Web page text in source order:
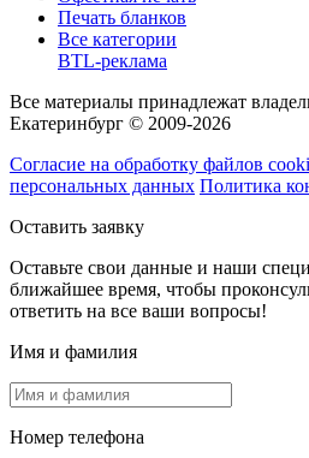
Печать бланков
Все категории
BTL-реклама
Все материалы принадлежат
Екатеринбург © 2009-2026
Согласие на обработку файлов
персональных данных Политика
Оставить заявку
Оставьте свои данные и наши
ближайшее время, чтобы
ответить на все ваши вопросы!
Имя и фамилия
Номер телефона